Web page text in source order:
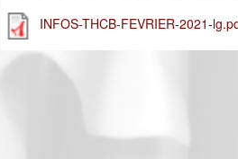
INFOS-THCB-FEVRIER-2021-